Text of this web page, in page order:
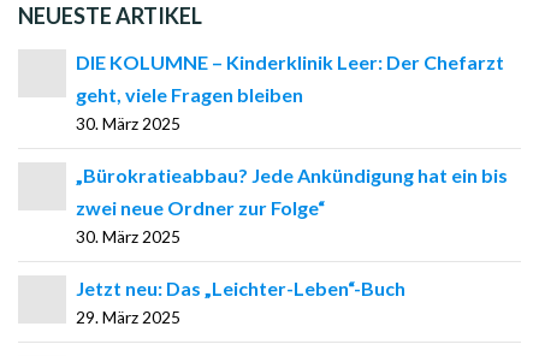
NEUESTE ARTIKEL
DIE KOLUMNE – Kinderklinik Leer: Der Chefarzt
geht, viele Fragen bleiben
30. März 2025
„Bürokratieabbau? Jede Ankündigung hat ein bis
zwei neue Ordner zur Folge“
30. März 2025
Jetzt neu: Das „Leichter-Leben“-Buch
29. März 2025